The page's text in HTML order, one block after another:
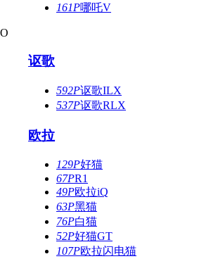
161P哪吒V
O
讴歌
592P讴歌ILX
537P讴歌RLX
欧拉
129P好猫
67PR1
49P欧拉iQ
63P黑猫
76P白猫
52P好猫GT
107P欧拉闪电猫